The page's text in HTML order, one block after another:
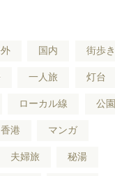
国内 街歩き
一人旅 灯台
ローカル線 公園
香港 マンガ
夫婦旅 秘湯